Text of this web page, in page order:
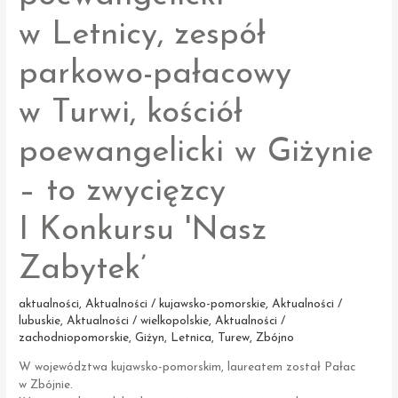
w Letnicy, zespół
parkowo-pałacowy
w Turwi, kościół
poewangelicki w Giżynie
– to zwycięzcy
I Konkursu 'Nasz
Zabytek’
aktualności,Aktualności / kujawsko-pomorskie,Aktualności /
lubuskie,Aktualności / wielkopolskie,Aktualności /
zachodniopomorskie,Giżyn, Letnica, Turew,Zbójno
W województwa kujawsko-pomorskim, laureatem został Pałac
w Zbójnie.